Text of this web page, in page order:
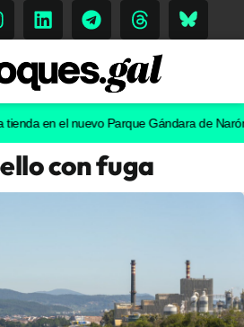
el nuevo Parque Gándara de NarónEl
con fuga